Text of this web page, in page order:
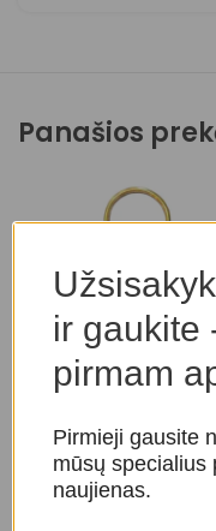
Panašios
Raktų pakabukas
Amuletai, papuošalai
10,00
ir gaukite
pirmam
Pirmieji gausite
mūsų specialius
naujienas.